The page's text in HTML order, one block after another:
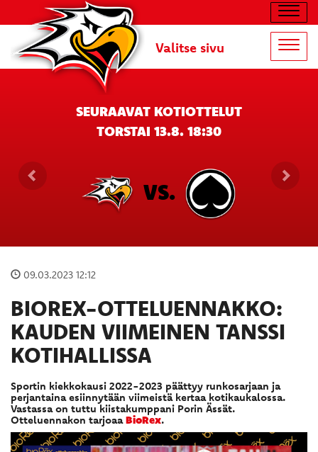
Valitse sivu
SEURAAVAT KOTIOTTELUT
TORSTAI 13.8. 18:30
VS.
09.03.2023 12:12
BIOREX-OTTELUENNAKKO:
KAUDEN VIIMEINEN TANSSI
KOTIHALLISSA
Sportin kiekkokausi 2022-2023 päättyy runkosarjaan ja
perjantaina esiinnytään viimeistä kertaa kotikaukalossa.
Vastassa on tuttu kiistakumppani Porin Ässät.
​​​​​​​Otteluennakon tarjoaaBioRex.